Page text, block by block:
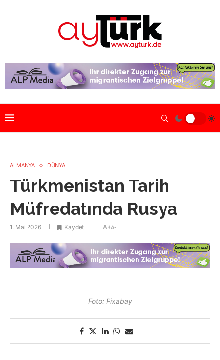
ALMANYA DÜNYA
Türkmenistan Tarih
Müfredatında Rusya
1. Mai 2026 Kaydet A+A-
Foto: Pixabay